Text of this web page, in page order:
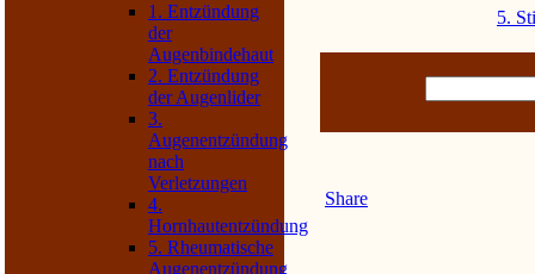
1. Entzündung
der
Augenbindehaut
2. Entzündung
der Augenlider
3.
Augenentzündung
nach
Verletzungen
4.
Hornhautentzündung
5. Rheumatische
Augenentzündung
5.
Share